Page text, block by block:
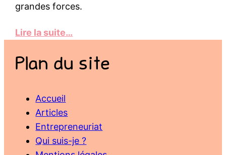
grandes forces.
Lire la suite…
Plan du site
Accueil
Articles
Entrepreneuriat
Qui suis-je ?